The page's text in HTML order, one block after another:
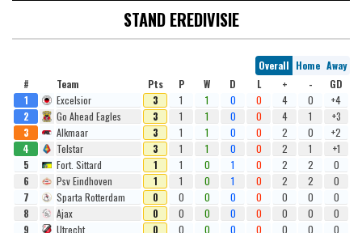
STAND EREDIVISIE
Overall Home Away
#
Team Pts P W D L + -
GD
1
Excelsior 3 1 1 0 0 4 0
+4
2
Go Ahead Eagles 3 1 1 0 0 4 1
+3
3
Alkmaar 3 1 1 0 0 2 0
+2
4
Telstar 3 1 1 0 0 2 1
+1
5
Fort. Sittard 1 1 0 1 0 2 2
0
6
Psv Eindhoven 1 1 0 1 0 2 2
0
7
Sparta Rotterdam 0 0 0 0 0 0 0
0
8
Ajax 0 0 0 0 0 0 0
0
9
Utrecht 0 0 0 0 0 0 0 0